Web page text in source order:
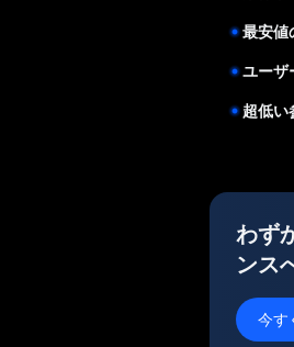
最安値
ユーザ
超低い
わず
ンス
今す